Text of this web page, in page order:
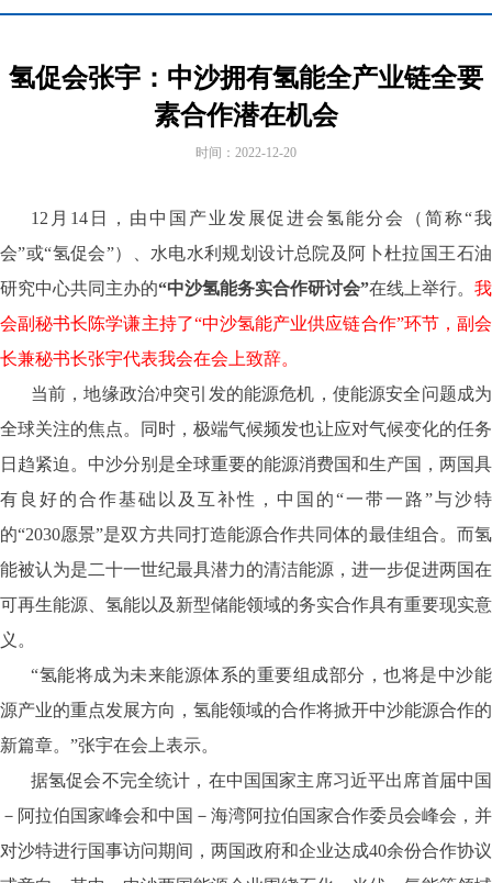
氢促会张宇：中沙拥有氢能全产业链全要
素合作潜在机会
时间： 2022-12-20
12月14日，由中国产业发展促进会氢能分会（简称“我
会”或“氢促会”）、水电水利规划设计总院及阿卜杜拉国王石油
研究中心共同主办的“中沙氢能务实合作研讨会”在线上举行。 我
会副秘书长陈学谦主持了“中沙氢能产业供应链合作”环节，副会
长兼秘书长张宇代表我会在会上致辞。
当前，地缘政治冲突引发的能源危机，使能源安全问题成为
全球关注的焦点。同时，极端气候频发也让应对气候变化的任务
日趋紧迫。中沙分别是全球重要的能源消费国和生产国，两国具
有良好的合作基础以及互补性，中国的“一带一路”与沙特
的“2030愿景”是双方共同打造能源合作共同体的最佳组合。而氢
能被认为是二十一世纪最具潜力的清洁能源，进一步促进两国在
可再生能源、氢能以及新型储能领域的务实合作具有重要现实意
义。
“氢能将成为未来能源体系的重要组成部分，也将是中沙能
源产业的重点发展方向，氢能领域的合作将掀开中沙能源合作的
新篇章。”张宇在会上表示。
据氢促会不完全统计，在中国国家主席习近平出席首届中国
－阿拉伯国家峰会和中国－海湾阿拉伯国家合作委员会峰会，并
对沙特进行国事访问期间，两国政府和企业达成40余份合作协议